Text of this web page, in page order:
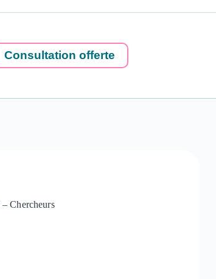
Consultation offerte
Chercheurs